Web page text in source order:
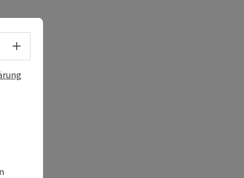
Sprachwahl - Menü öffnen